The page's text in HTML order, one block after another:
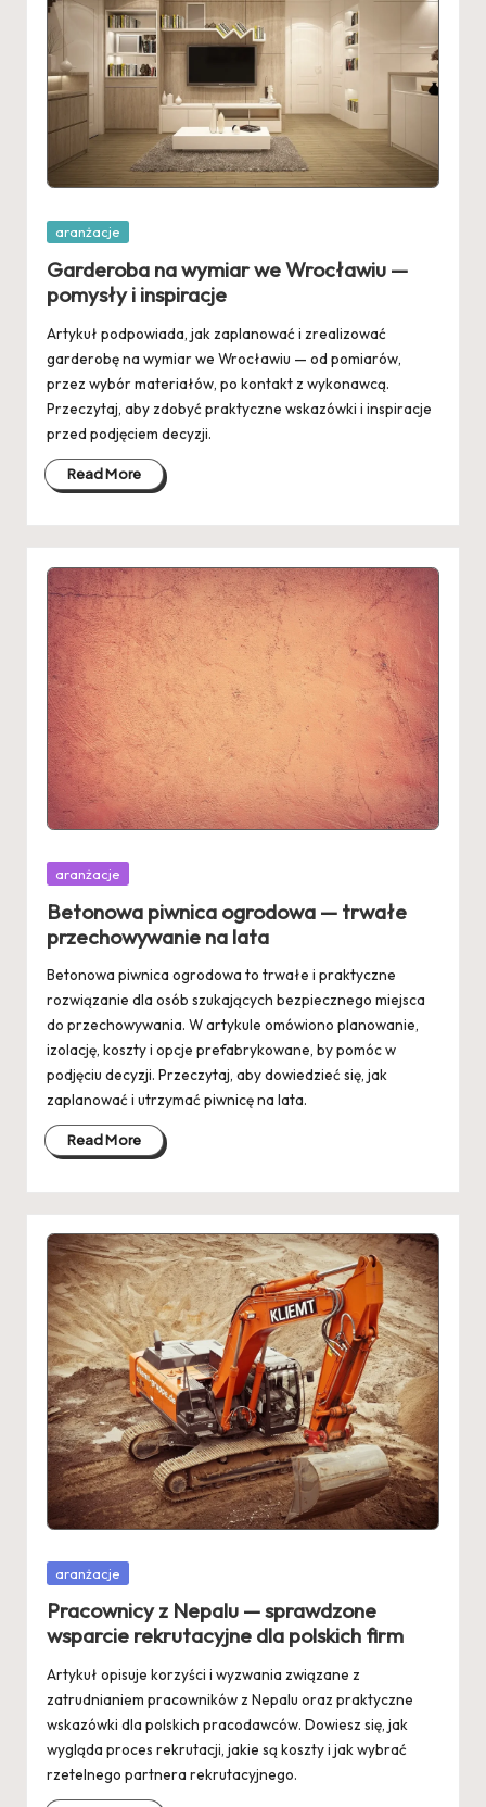
Posted
aranżacje
Garderoba na wymiar we Wrocławiu —
pomysły i inspiracje
Artykuł podpowiada, jak zaplanować i zrealizować
garderobę na wymiar we Wrocławiu — od pomiarów,
przez wybór materiałów, po kontakt z wykonawcą.
Przeczytaj, aby zdobyć praktyczne wskazówki i inspiracje
przed podjęciem decyzji.
Read More
Posted
aranżacje
Betonowa piwnica ogrodowa — trwałe
przechowywanie na lata
Betonowa piwnica ogrodowa to trwałe i praktyczne
rozwiązanie dla osób szukających bezpiecznego miejsca
do przechowywania. W artykule omówiono planowanie,
izolację, koszty i opcje prefabrykowane, by pomóc w
podjęciu decyzji. Przeczytaj, aby dowiedzieć się, jak
zaplanować i utrzymać piwnicę na lata.
Read More
Posted
aranżacje
Pracownicy z Nepalu — sprawdzone
wsparcie rekrutacyjne dla polskich firm
Artykuł opisuje korzyści i wyzwania związane z
zatrudnianiem pracowników z Nepalu oraz praktyczne
wskazówki dla polskich pracodawców. Dowiesz się, jak
wygląda proces rekrutacji, jakie są koszty i jak wybrać
rzetelnego partnera rekrutacyjnego.